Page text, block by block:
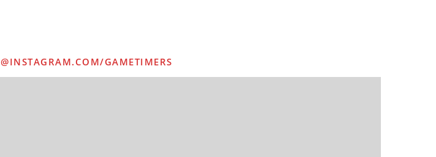
@INSTAGRAM.COM/GAMETIMERS